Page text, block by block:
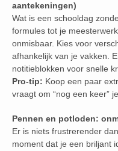
aantekeningen)
Wat is een schooldag
formules tot je
onmisbaar. Kies voor
afhankelijk van je vakken.
notitieblokken voor snelle
Pro-tip: Koop een paar
vraagt om “nog een keer”
Pennen en potloden:
Er is niets frustrerender
moment dat je een briljant